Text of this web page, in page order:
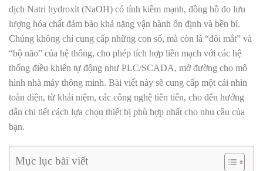
dịch Natri hydroxit (NaOH) có tính kiềm mạnh, đồng hồ đo lưu
lượng hóa chất đảm bảo khả năng vận hành ổn định và bền bỉ.
Chúng không chỉ cung cấp những con số, mà còn là “đôi mắt” và
“bộ não” của hệ thống, cho phép tích hợp liền mạch với các hệ
thống điều khiển tự động như PLC/SCADA, mở đường cho mô
hình nhà máy thông minh. Bài viết này sẽ cung cấp một cái nhìn
toàn diện, từ khái niệm, các công nghệ tiên tiến, cho đến hướng
dẫn chi tiết cách lựa chọn thiết bị phù hợp nhất cho nhu cầu của
bạn.
Mục lục bài viết